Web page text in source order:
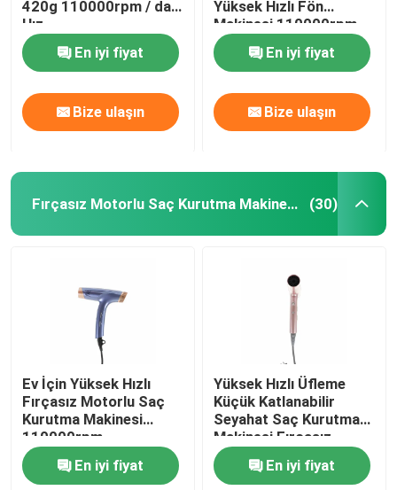
420g 110000rpm / dak
Hız
En iyi fiyat
Bize ulaşın
Yüksek Hızlı Fön
Makinesi 110000rpm
Fırçasız Motor
En iyi fiyat
Bize ulaşın
Fırçasız Motorlu Saç Kurutma Makinesi (30)
Ev İçin Yüksek Hızlı
Fırçasız Motorlu Saç
Kurutma Makinesi
110000rpm
Özelleştirilmiş
En iyi fiyat
Yüksek Hızlı Üfleme
Küçük Katlanabilir
Seyahat Saç Kurutma
Makinesi Fırçasız
Motor Tipi
En iyi fiyat